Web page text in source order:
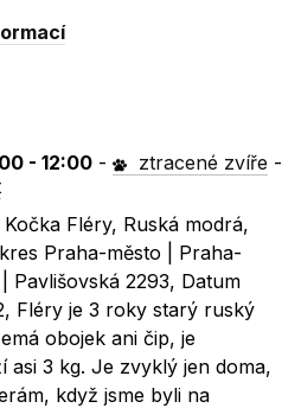
- 12:00 - ztracené zvíře -
Fléry, Ruská modrá,
Praha-město | Praha-
Pavlišovská 2293, Datum
Fléry je 3 roky starý ruský
obojek ani čip, je
asi 3 kg. Je zvyklý jen doma,
když jsme byli na